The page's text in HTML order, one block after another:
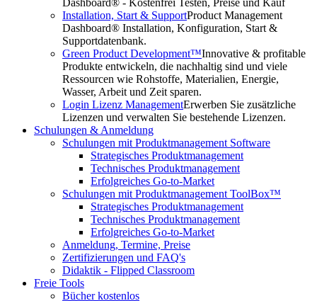
Dashboard® - Kostenfrei Testen, Preise und Kauf
Installation, Start & SupportProduct Management
Dashboard® Installation, Konfiguration, Start &
Supportdatenbank.
Green Product Development™Innovative & profitable
Produkte entwickeln, die nachhaltig sind und viele
Ressourcen wie Rohstoffe, Materialien, Energie,
Wasser, Arbeit und Zeit sparen.
Login Lizenz ManagementErwerben Sie zusätzliche
Lizenzen und verwalten Sie bestehende Lizenzen.
Schulungen & Anmeldung
Schulungen mit Produktmanagement Software
Strategisches Produktmanagement
Technisches Produktmanagement
Erfolgreiches Go-to-Market
Schulungen mit Produktmanagement ToolBox™
Strategisches Produktmanagement
Technisches Produktmanagement
Erfolgreiches Go-to-Market
Anmeldung, Termine, Preise
Zertifizierungen und FAQ's
Didaktik - Flipped Classroom
Freie Tools
Bücher kostenlos